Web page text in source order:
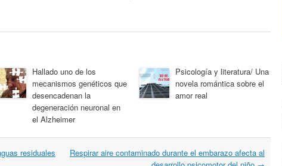
Hallado uno de los
mecanismos genéticos que
desencadenan la
degeneración neuronal en
el Alzheimer
Psicología y literatura/ Una
novela romántica sobre el
amor real
residuales
Respirar aire contaminado durante el embarazo afecta al